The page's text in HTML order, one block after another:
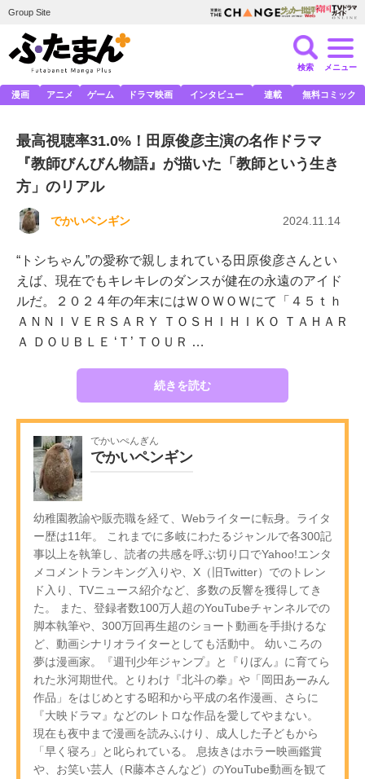
Group Site
検索 メニュー
漫画 アニメ ゲーム ドラマ映画 インタビュー 連載 無料コミック
最高視聴率31.0%！田原俊彦主演の名作ドラマ
『教師びんびん物語』が描いた「教師という生き
方」のリアル
でかいペンギン 2024.11.14
“トシちゃん”の愛称で親しまれている田原俊彦さんとい
えば、現在でもキレキレのダンスが健在の永遠のアイド
ルだ。２０２４年の年末にはＷＯＷＯＷにて「４５ｔｈ
ＡＮＮＩＶＥＲＳＡＲＹ ＴＯＳＨＩＨＩＫＯ ＴＡＨＡＲ
Ａ ＤＯＵＢＬＥ ‘Ｔ’ ＴＯＵＲ …
続きを読む
でかいぺんぎん
でかいペンギン
幼稚園教諭や販売職を経て、Webライターに転身。ライタ
ー歴は11年。 これまでに多岐にわたるジャンルで各300記
事以上を執筆し、読者の共感を呼ぶ切り口でYahoo!エンタ
メコメントランキング入りや、X（旧Twitter）でのトレン
ド入り、TVニュース紹介など、多数の反響を獲得してき
た。 また、登録者数100万人超のYouTubeチャンネルでの
脚本執筆や、300万回再生超のショート動画を手掛けるな
ど、動画シナリオライターとしても活動中。 幼いころの
夢は漫画家。『週刊少年ジャンプ』と『りぼん』に育てら
れた氷河期世代。とりわけ『北斗の拳』や「岡田あーみん
作品」をはじめとする昭和から平成の名作漫画、さらに
『大映ドラマ』などのレトロな作品を愛してやまない。
現在も夜中まで漫画を読みふけり、成人した子どもから
「早く寝ろ」と叱られている。 息抜きはホラー映画鑑賞
や、お笑い芸人（R藤本さんなど）のYouTube動画を観て